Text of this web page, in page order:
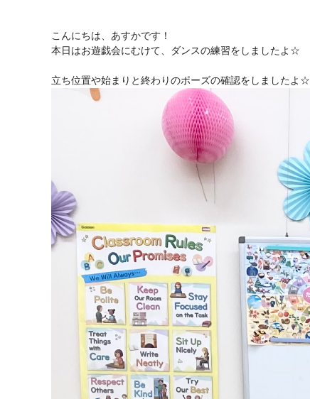
こんにちは、あすかです！
本日はお遊戯会にむけて、ダンスの練習をしましたよ☆
立ち位置や始まりと終わりのポーズの確認をしましたよ☆